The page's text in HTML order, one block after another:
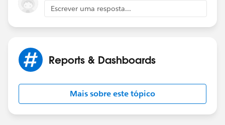
Escrever uma resposta...
Reports & Dashboards
Mais sobre este tópico